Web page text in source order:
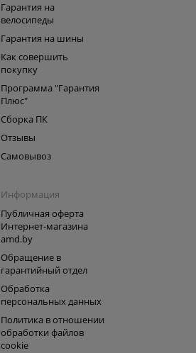
Гарантия на
велосипеды
Гарантия на шины
Как совершить
покупку
Программа "Гарантия
Плюс"
Сборка ПК
Отзывы
Самовывоз
Информация
Публичная оферта
Интернет-магазина
amd.by
Обращение в
гарантийный отдел
Обработка
персональных данных
Политика в отношении
обработки файлов
cookie